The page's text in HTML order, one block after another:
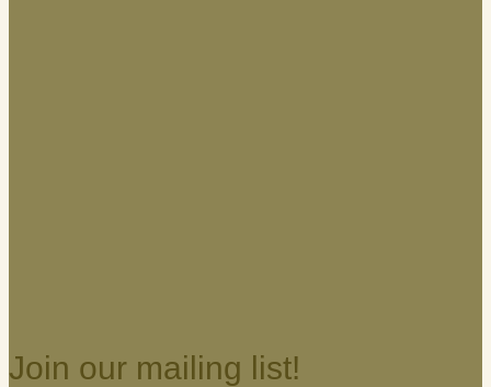
Join our mailing list!